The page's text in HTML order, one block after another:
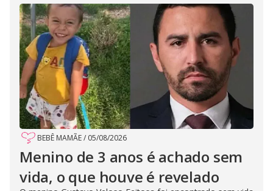
BEBÊ MAMÃE/ 05/08/2026
Menino de 3 anos é achado sem
vida, o que houve é revelado